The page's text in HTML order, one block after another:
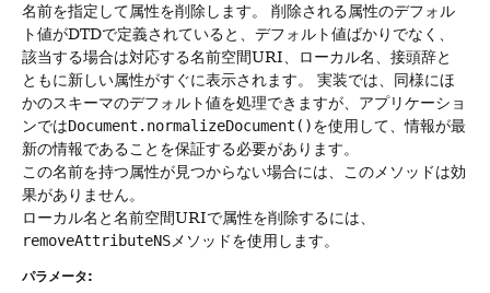
名前を指定して属性を削除します。
削除される属性のデフォル
ト値がDTDで定義されていると、デフォルト値ばかりでなく、
該当する場合は対応する名前空間URI、ローカル名、接頭辞と
ともに新しい属性がすぐに表示されます。
実装では、同様にほ
かのスキーマのデフォルト値を処理できますが、アプリケーショ
ンではDocument.normalizeDocument()を使用して、情報が最
新の情報であることを保証する必要があります。
この名前を持つ属性が見つからない場合には、このメソッドは効
果がありません。
ローカル名と名前空間URIで属性を削除するには、
removeAttributeNS メソッドを使用します。
パラメータ: